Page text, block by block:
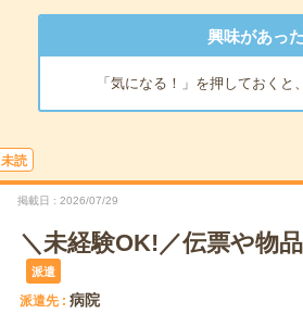
興味があっ
「気になる！」を押しておくと
未読
掲載日 2026/07/29
＼未経験OK!／伝票や物
派遣
派遣先 病院